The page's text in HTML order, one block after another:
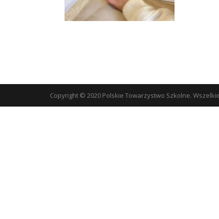
Copyright © 2020 Polskie Towarzystwo Szkolne.